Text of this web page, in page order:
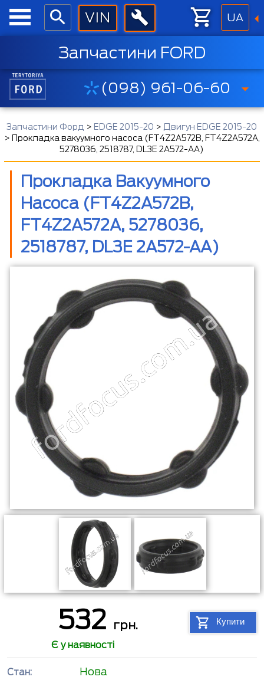
UA
Запчастини FORD
(098) 961-06-60
Запчастини Форд > EDGE 2015-20 > Двигун EDGE 2015-20
> Прокладка вакуумного насоса (FT4Z2A572B, FT4Z2A572A,
5278036, 2518787, DL3E 2A572-AA)
Прокладка Вакуумного
Насоса (FT4Z2A572B,
FT4Z2A572A, 5278036,
2518787, DL3E 2A572-AA)
532 грн. Купити
Є у наявності
Стан: Нова